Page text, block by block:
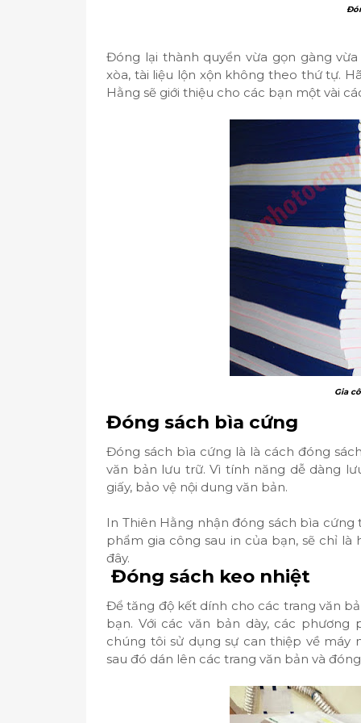
Đóng lại thành quyển vừa gọn gàng
xòa, tài liệu lộn xộn không theo thứ tự.
Hằng sẽ giới thiệu cho các bạn một vài
Gia
Đóng sách bìa cứng
Đóng sách bìa cứng là là cách đóng
văn bản lưu trữ. Vì tính năng dễ dàng
giấy, bảo vệ nội dung văn bản.
In Thiên Hằng nhận đóng sách bìa
phẩm gia công sau in của bạn, sẽ chỉ
đây.
Đóng sách keo nhiệt
Để tăng độ kết dính cho các trang văn
bạn. Với các văn bản dày, các
chúng tôi sử dụng sự can thiệp về máy
sau đó dán lên các trang văn bản và